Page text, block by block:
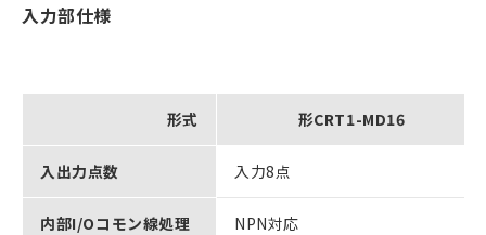
入力部仕様
形式 形CRT1-MD16
入出力点数 入力8点
内部I/Oコモン線処理 NPN対応